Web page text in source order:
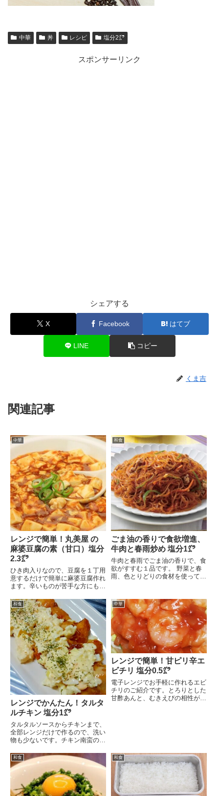
中華 丼 レシピ 塩分2㌘
スポンサーリンク
シェアする
X Facebook はてブ
LINE コピー
くま吉
関連記事
中華
レンジで簡単！丸美屋 の
麻婆豆腐の素（甘口）塩分
2.3㌘
ひき肉入りなので、豆腐を１丁用
意するだけで簡単に麻婆豆腐作れ
ます。辛いものが苦手な方にも安
和食
ごま油の香りで食欲増進、
牛肉と春雨炒め 塩分1㌘
牛肉と春雨でごま油の香りで、食
欲がすすむ１品です。 野菜と春
雨、色とりどりの食材を使って、
和食
レンジでかんたん！タルタ
ルチキン 塩分1㌘
タルタルソースからチキンまで、
全部レンジだけで作るので、洗い
物も少ないです。チキン南蛮の衣
中華
レンジで簡単！甘ピリ辛エ
ビチリ 塩分0.5㌘
電子レンジでお手軽に作れるエビ
チリのご紹介です。とろりとした
甘酢あんと、むきえびの相性がぴ
和食 和食